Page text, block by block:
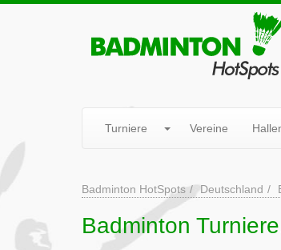
Turniere Vereine
Badminton HotSpots Deutschland
Badminton